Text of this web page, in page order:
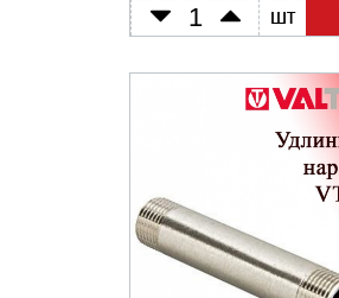
шт